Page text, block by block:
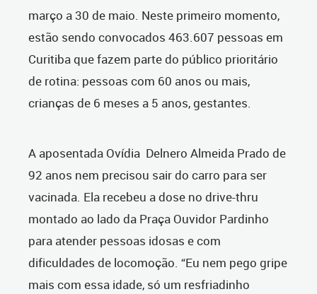
março a 30 de maio. Neste primeiro momento,
estão sendo convocados 463.607 pessoas em
Curitiba que fazem parte do público prioritário
de rotina: pessoas com 60 anos ou mais,
crianças de 6 meses a 5 anos, gestantes.
A aposentada Ovídia Delnero Almeida Prado de
92 anos nem precisou sair do carro para ser
vacinada. Ela recebeu a dose no drive-thru
montado ao lado da Praça Ouvidor Pardinho
para atender pessoas idosas e com
dificuldades de locomoção. “Eu nem pego gripe
mais com essa idade, só um resfriadinho